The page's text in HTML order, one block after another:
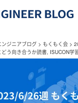
ジニアブログ > もくもく会 >
う向き合うか読書, ISUCON学